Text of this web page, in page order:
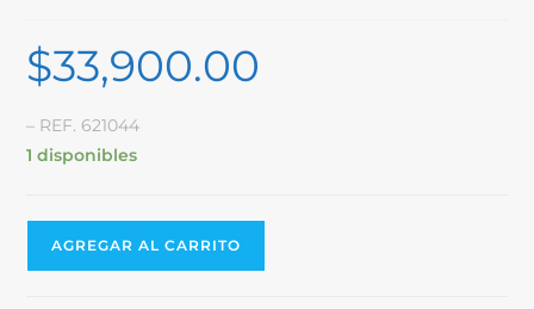
$33,900.00
– REF. 621044
1 disponibles
AGREGAR AL CARRITO